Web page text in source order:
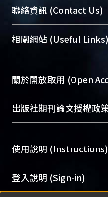
臺大位居世界頂尖大學
展現本校豐碩的研究成
機構典藏（NTUR）與學
台，成為臺大學術典藏
成果。
To permanently
profiles and scholarly
services of “NTU
聯絡資訊 (Contact Us)
總館學科館員(Main
醫學圖書館學科館員
Sciences Library)
相關網站 (Useful Links)
關於開放取用 (Open
開放取用是從使用者角
動，應用在學術研究上
用逐年攀升。同時可加
Archive）平台。 （點選
出版社期刊論文授權政
含部分內容的版權非
助與合作完成，請確
意提供此授權。
Please represent
使用說明 (Instructions)
網站簡介(Quickstart
使用手冊(Instruction
登入說明 (Sign-in)